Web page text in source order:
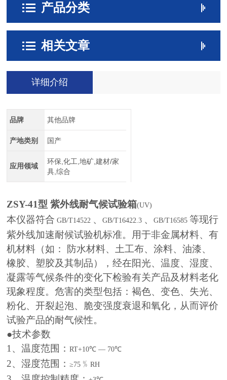
产品分类
相关文章
详细介绍
品牌 其他品牌
产地类别 国产
应用领域
环保,化工,地矿,建材/家
具,综合
ZSY-41型 紫外线耐气候试验箱(UV)
本仪器符合 GB/T14522 、GB/T16422.3 、GB/T16585 等现行
紫外线加速耐候试验机标准。用于非金属材料、有
机材料（如： 防水材料、土工布、涂料、油漆、
橡胶、塑胶及其制品），经在阳光、温度、湿度、
凝露等气候条件的变化下检验有关产品及材料老化
现象程度。危害的类型包括：褐色、变色、失光、
粉化、开裂起泡、脆变强度衰退和氧化，从而评价
试验产品的耐气候性。
●技术参数
1 、温度范围：RT+10℃ — 70℃
2、湿度范围：≥75 ﹪RH